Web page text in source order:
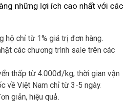
những lợi ích cao nhất với các
hộ chỉ từ 1% giá trị đơn hàng.
các chương trình sale trên các
thấp từ 4.000đ/kg, thời gian vận
về Việt Nam chỉ từ 3-5 ngày.
giản, hiệu quả.